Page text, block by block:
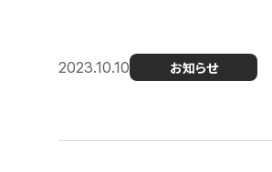
2023.10.10 お知らせ